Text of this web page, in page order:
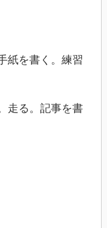
紙を書く。練習
走る。記事を書